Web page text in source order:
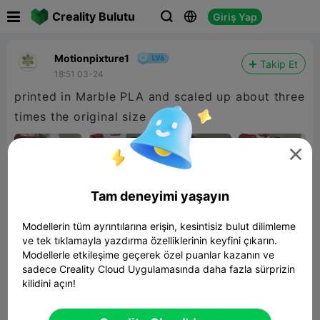
Creality Bulutu   Giriş Yap
Motionpixture1
18:51 03-24
Takip Et
printed in Marble PLA and scaled up about three
times the original size

Tam deneyimi yaşayın
Modellerin tüm ayrıntılarına erişin, kesintisiz bulut dilimleme
ve tek tıklamayla yazdırma özelliklerinin keyfini çıkarın.
Modellerle etkileşime geçerek özel puanlar kazanın ve
sadece Creality Cloud Uygulamasında daha fazla sürprizin
kilidini açın!